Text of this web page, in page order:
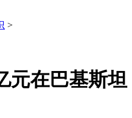
>
元在巴基斯坦